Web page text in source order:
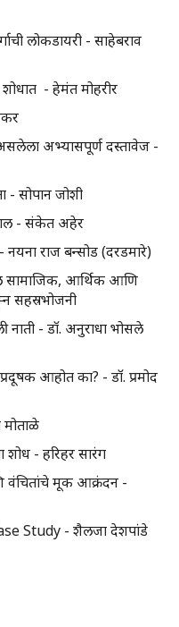
लोकडायरी - साहेबराव
शोधात - हेमंत मोहरीर
अभ्यासपूर्ण दस्तावेज -
- सोपान जोशी
- संकेत अहेर
नयना राज बन्सोड (दरडमारे)
सामाजिक, आर्थिक आणि
सहस्रभोजनी
नाती - डॉ. अनुराधा भोसले
आहोत का? - डॉ. प्रमोद
शोध - हरिहर सारंग
वंचितांचे मूक आक्रंदन -
Study - शैलजा देशपांडे